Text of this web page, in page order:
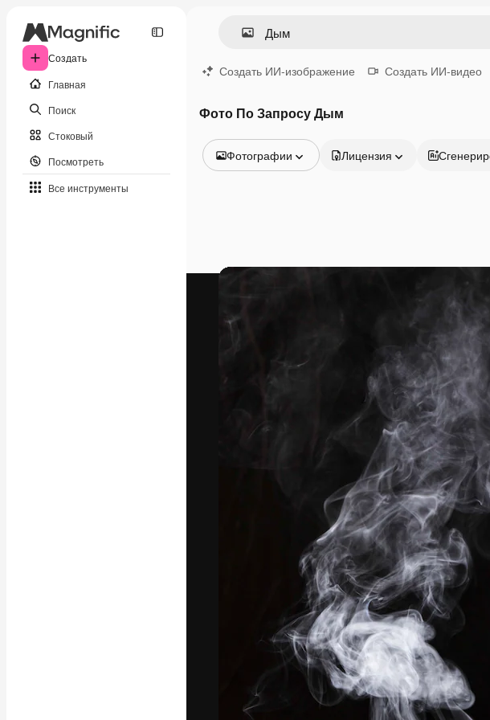
Создать
Главная
Поиск
Стоковый
Посмотреть
Все инструменты
Создать ИИ-изображение Создать ИИ-видео
Фото По Запросу Дым
Фотографии
Видео
Моушн-дизайн
Видеошаблоны
Иконки
Лицензия
Креативная платформа для создания
ваших лучших работ. Более 1
подписчиков среди креаторов,
предприятий, агентств и студий.